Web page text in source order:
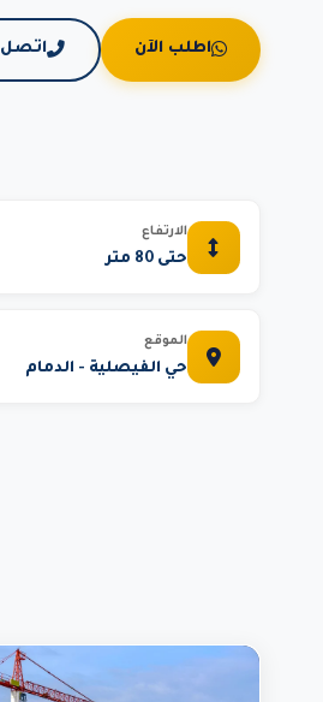
اطلب الآن اتصل
الارتفاع
حتى 80 متر
الموقع
حي الفيصلية - الدمام